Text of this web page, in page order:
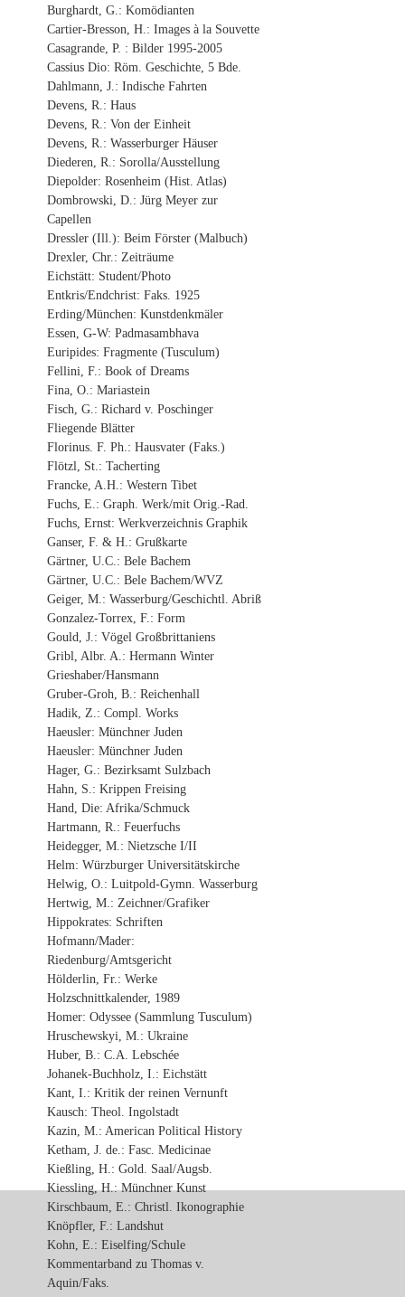
Burghardt, G.: Komödianten
Cartier-Bresson, H.: Images à la Souvette
Casagrande, P. : Bilder 1995-2005
Cassius Dio: Röm. Geschichte, 5 Bde.
Dahlmann, J.: Indische Fahrten
Devens, R.: Haus
Devens, R.: Von der Einheit
Devens, R.: Wasserburger Häuser
Diederen, R.: Sorolla/Ausstellung
Diepolder: Rosenheim (Hist. Atlas)
Dombrowski, D.: Jürg Meyer zur
Capellen
Dressler (Ill.): Beim Förster (Malbuch)
Drexler, Chr.: Zeiträume
Eichstätt: Student/Photo
Entkris/Endchrist: Faks. 1925
Erding/München: Kunstdenkmäler
Essen, G-W: Padmasambhava
Euripides: Fragmente (Tusculum)
Fellini, F.: Book of Dreams
Fina, O.: Mariastein
Fisch, G.: Richard v. Poschinger
Fliegende Blätter
Florinus. F. Ph.: Hausvater (Faks.)
Flötzl, St.: Tacherting
Francke, A.H.: Western Tibet
Fuchs, E.: Graph. Werk/mit Orig.-Rad.
Fuchs, Ernst: Werkverzeichnis Graphik
Ganser, F. & H.: Grußkarte
Gärtner, U.C.: Bele Bachem
Gärtner, U.C.: Bele Bachem/WVZ
Geiger, M.: Wasserburg/Geschichtl. Abriß
Gonzalez-Torrex, F.: Form
Gould, J.: Vögel Großbrittaniens
Gribl, Albr. A.: Hermann Winter
Grieshaber/Hansmann
Gruber-Groh, B.: Reichenhall
Hadik, Z.: Compl. Works
Haeusler: Münchner Juden
Haeusler: Münchner Juden
Hager, G.: Bezirksamt Sulzbach
Hahn, S.: Krippen Freising
Hand, Die: Afrika/Schmuck
Hartmann, R.: Feuerfuchs
Heidegger, M.: Nietzsche I/II
Helm: Würzburger Universitätskirche
Helwig, O.: Luitpold-Gymn. Wasserburg
Hertwig, M.: Zeichner/Grafiker
Hippokrates: Schriften
Hofmann/Mader:
Riedenburg/Amtsgericht
Hölderlin, Fr.: Werke
Holzschnittkalender, 1989
Homer: Odyssee (Sammlung Tusculum)
Hruschewskyi, M.: Ukraine
Huber, B.: C.A. Lebschée
Johanek-Buchholz, I.: Eichstätt
Kant, I.: Kritik der reinen Vernunft
Kausch: Theol. Ingolstadt
Kazin, M.: American Political History
Ketham, J. de.: Fasc. Medicinae
Kießling, H.: Gold. Saal/Augsb.
Kiessling, H.: Münchner Kunst
Kirschbaum, E.: Christl. Ikonographie
Knöpfler, F.: Landshut
Kohn, E.: Eiselfing/Schule
Kommentarband zu Thomas v.
Aquin/Faks.